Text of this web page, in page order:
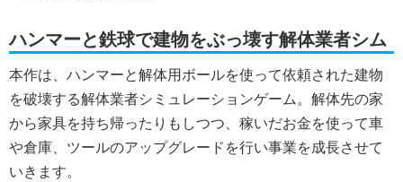
ハンマーと鉄球で建物をぶっ壊す解体業者シム
本作は、ハンマーと解体用ボールを使って依頼された建物
を破壊する解体業者シミュレーションゲーム。解体先の家
から家具を持ち帰ったりもしつつ、稼いだお金を使って車
や倉庫、ツールのアップグレードを行い事業を成長させて
いきます。